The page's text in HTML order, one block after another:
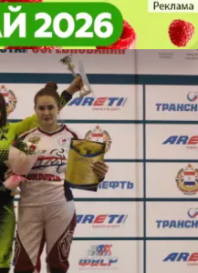
первый этап
по велоспорту BMX
первый этап
по велоспорту BMX
по